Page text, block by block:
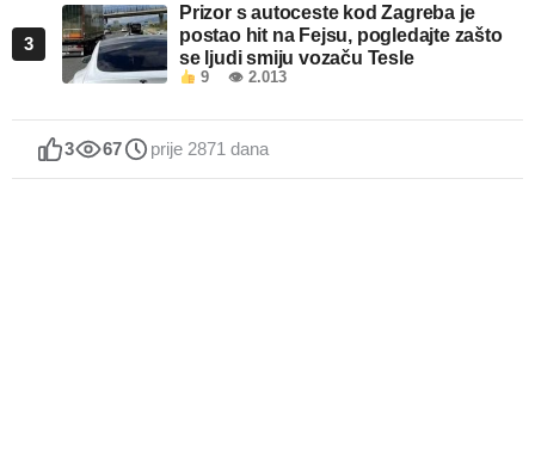
3
Prizor s autoceste kod Zagreba je
postao hit na Fejsu, pogledajte zašto
se ljudi smiju vozaču Tesle
9 👁 2.013
3 67 prije 2871 dana